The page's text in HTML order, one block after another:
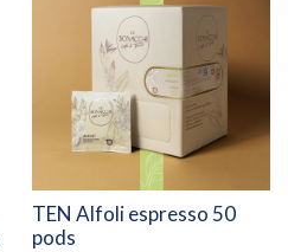
TEN Alfoli espresso 50
pods